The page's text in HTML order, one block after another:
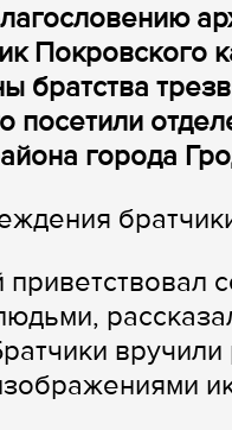
Покровского
братства
посетили
города